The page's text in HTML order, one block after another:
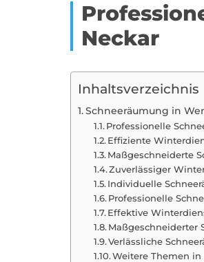
Neckar
Inhaltsverzeichnis
Schneeräumung in
Professionelle
Effiziente
Maßgeschneiderte
Zuverlässiger
Individuelle
Professionelle
Effektive
Maßgeschneiderter
Verlässliche
Weitere Themen